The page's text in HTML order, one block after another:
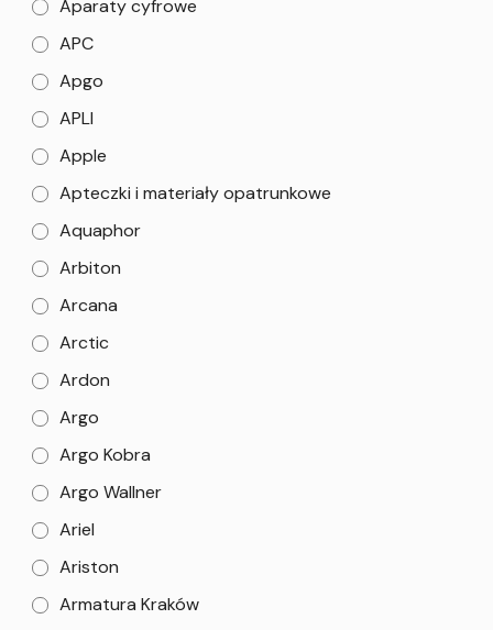
Aparaty cyfrowe
APC
Apgo
APLI
Apple
Apteczki i materiały opatrunkowe
Aquaphor
Arbiton
Arcana
Arctic
Ardon
Argo
Argo Kobra
Argo Wallner
Ariel
Ariston
Armatura Kraków